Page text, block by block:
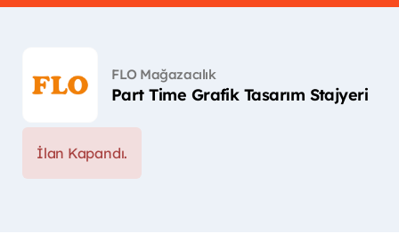
FLO Mağazacılık
Part Time Grafik Tasarım Stajyeri
İlan Kapandı.